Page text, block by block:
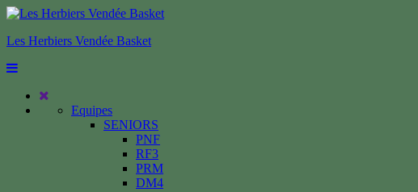
Les Herbiers Vendée Basket
Equipes
SENIORS
PNF
RF3
PRM
DM4